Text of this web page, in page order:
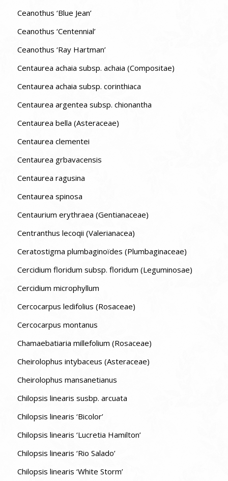
Ceanothus ‘Blue Jean’
Ceanothus ‘Centennial’
Ceanothus ‘Ray Hartman’
Centaurea achaia subsp. achaia (Compositae)
Centaurea achaia subsp. corinthiaca
Centaurea argentea subsp. chionantha
Centaurea bella (Asteraceae)
Centaurea clementei
Centaurea grbavacensis
Centaurea ragusina
Centaurea spinosa
Centaurium erythraea (Gentianaceae)
Centranthus lecoqii (Valerianacea)
Ceratostigma plumbaginoïdes (Plumbaginaceae)
Cercidium floridum subsp. floridum (Leguminosae)
Cercidium microphyllum
Cercocarpus ledifolius (Rosaceae)
Cercocarpus montanus
Chamaebatiaria millefolium (Rosaceae)
Cheirolophus intybaceus (Asteraceae)
Cheirolophus mansanetianus
Chilopsis linearis susbp. arcuata
Chilopsis linearis ‘Bicolor’
Chilopsis linearis ‘Lucretia Hamilton’
Chilopsis linearis ‘Rio Salado’
Chilopsis linearis ‘White Storm’